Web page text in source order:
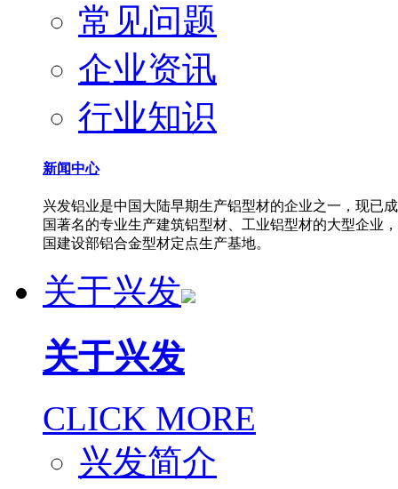
常见问题
企业资讯
行业知识
新闻中心
兴发铝业是中国大陆早期生产铝型材的企业之一，现已
国著名的专业生产建筑铝型材、工业铝型材的大型企业
国建设部铝合金型材定点生产基地。
关于兴发
关于兴发
CLICK MORE
兴发简介